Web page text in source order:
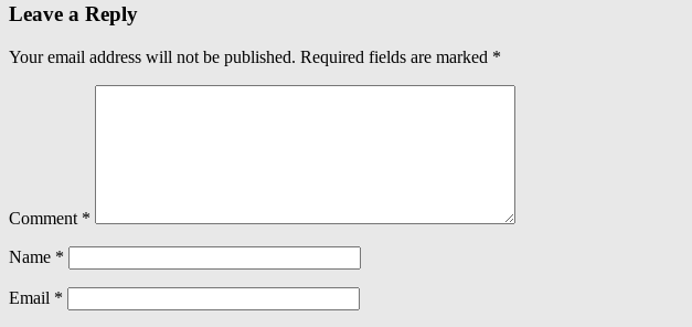
Leave a Reply
Your email address will not be published. Required fields are marked *
Comment *
Name *
Email *